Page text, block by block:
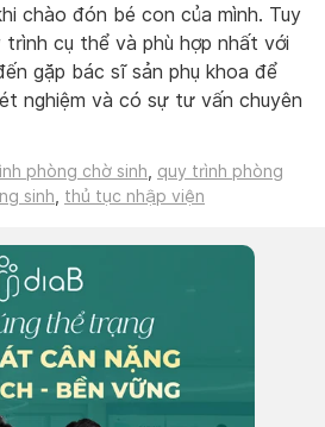
chào đón bé con của mình. Tuy
cụ thể và phù hợp nhất với
gặp bác sĩ sản phụ khoa để
nghiệm và có sự tư vấn chuyên
phòng chờ sinh
quy trình phòng
sinh thủ tục nhập viện